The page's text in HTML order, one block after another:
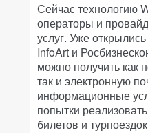
Сейчас технологию
операторы и
услуг. Уже
InfoArt и
можно получить как
так и электронную
информационные
попытки
билетов и